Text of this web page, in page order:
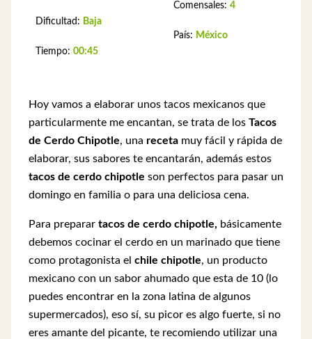
Dificultad: Baja
Tiempo: 00:45
Comensales: 4
País: México
Hoy vamos a elaborar unos tacos mexicanos que
particularmente me encantan, se trata de los Tacos
de Cerdo Chipotle, una receta muy fácil y rápida de
elaborar, sus sabores te encantarán, además estos
tacos de cerdo chipotle son perfectos para pasar un
domingo en familia o para una deliciosa cena.
Para preparar tacos de cerdo chipotle, básicamente
debemos cocinar el cerdo en un marinado que tiene
como protagonista el chile chipotle, un producto
mexicano con un sabor ahumado que esta de 10 (lo
puedes encontrar en la zona latina de algunos
supermercados), eso sí, su picor es algo fuerte, si no
eres amante del picante, te recomiendo utilizar una